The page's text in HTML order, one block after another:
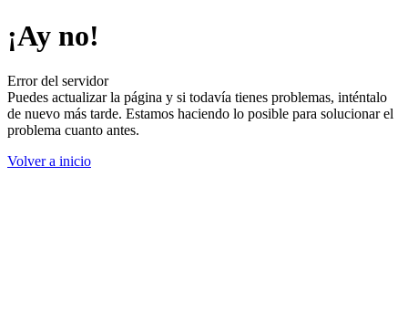
¡Ay no!
Error del servidor
Puedes actualizar la página y si todavía tienes problemas, inténtalo
de nuevo más tarde. Estamos haciendo lo posible para solucionar el
problema cuanto antes.
Volver a inicio